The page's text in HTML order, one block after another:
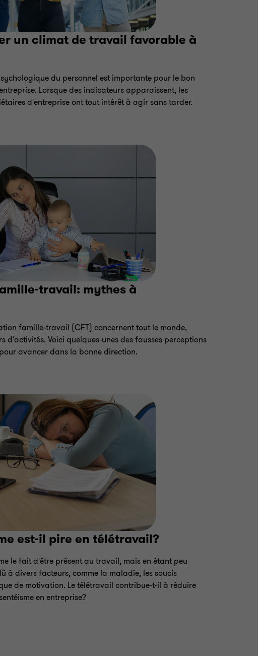
un climat de travail favorable à
du personnel est importante pour le bon
Lorsque des indicateurs apparaissent, les
d'entreprise ont tout intérêt à agir sans tarder.
travail: mythes à
famille-travail (CFT) concernent tout le monde,
d'activités. Voici quelques-unes des fausses perceptions
avancer dans la bonne direction.
est-il pire en télétravail?
le fait d'être présent au travail, mais en étant peu
à divers facteurs, comme la maladie, les soucis
de motivation. Le télétravail contribue-t-il à réduire
en entreprise?